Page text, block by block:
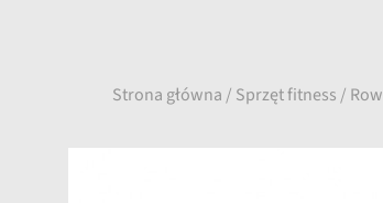
Strona główna / Sprzęt fitness /